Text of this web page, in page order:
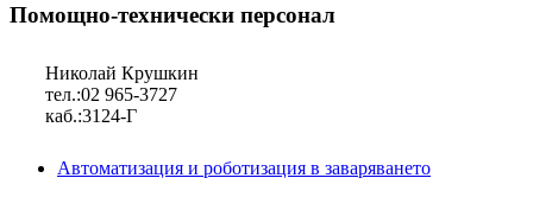
Помощно-технически персонал
Николай Крушкин
тел.:02 965-3727
каб.:3124-Г
Автоматизация и роботизация в заваряването